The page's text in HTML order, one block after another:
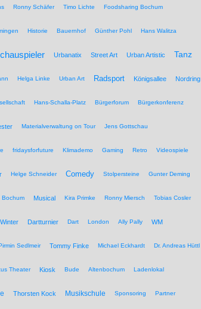
Ronny Schäfer Timo Lichte Foodsharing Bochum
Historie Bauernhof Günther Pohl Hans Walitza
Urbanatix Street Art Urban Artistic Tanz
Helga Linke Urban Art Radsport Königsallee Nordring
Hans-Schalla-Platz Bürgerforum Bürgerkonferenz
Materialverwaltung on Tour Jens Gottschau
fridaysforfuture Klimademo Gaming Retro Videospiele
Helge Schneider Comedy Stolpersteine Gunter Deming
Bochum Musical Kira Primke Ronny Miersch Tobias Cosler
Winter Dartturnier Dart London Ally Pally WM
Sedlmeir Tommy Finke Michael Eckhardt Dr. Andreas Hüttl
Theater Kiosk Bude Altenbochum Ladenlokal
Thorsten Kock Musikschule Sponsoring Partner